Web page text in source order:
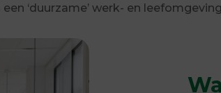
‘duurzame’ werk- en